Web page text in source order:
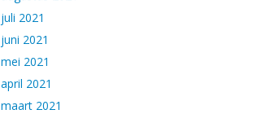
juli 2021
juni 2021
mei 2021
april 2021
maart 2021